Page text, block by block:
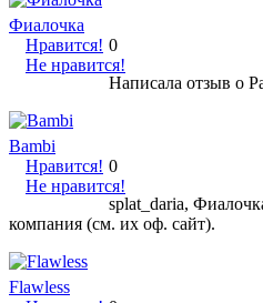
Фиалочка
Нравится!
Не нравится!
0
Написала отзыв о
Bambi
Нравится!
Не нравится!
0
splat_daria,
компания (см. их оф. сайт).
Flawless